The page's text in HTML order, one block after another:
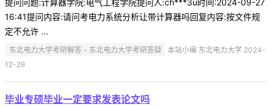
16:41提问内容:请问考电力系统分析让带计算器吗回复内容:按文件规
定不允许 ...
东北电力大学考研解答 - 东北电力大学考研答疑
本站小编 东北电力大学 2024-
12-29
毕业专硕毕业一定要求发表论文吗